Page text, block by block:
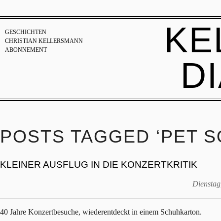
GESCHICHTEN
CHRISTIAN KELLERSMANN
ABONNEMENT
POSTS TAGGED ‘PET
KLEINER AUSFLUG IN DIE KONZERTKRITIK
40 Jahre Konzertbesuche, wiederentdeckt in einem Schuhkarton.